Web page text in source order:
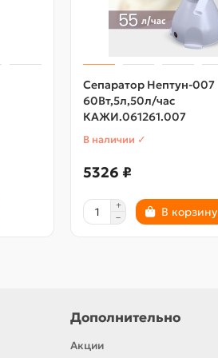
Сепаратор Нептун-007
60Вт,5л,50л/час
КАЖИ.061261.007
В наличии ✓
5326 ₽
В корзину
Дополнительно
Акции